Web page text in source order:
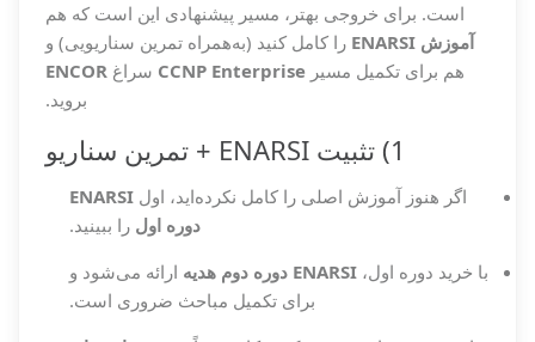
است. برای خروجی بهتر، مسیر پیشنهادی این است که هم
آموزش ENARSI
را کامل کنید (به‌همراه تمرین سناریویی) و
هم برای تکمیل مسیرCCNP Enterprise سراغENCOR
بروید.
1) تثبیت ENARSI + تمرین سناریو
اگر هنوز آموزش اصلی را کامل نکرده‌اید، اولENARSI
دوره اول را ببینید.
با خرید دوره اول،ENARSI دوره دوم هدیه
ارائه می‌شود و
برای تکمیل مباحث ضروری است.